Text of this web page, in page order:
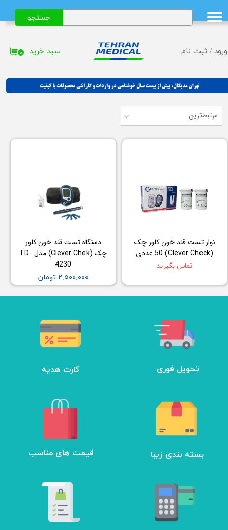
ورود / ثبت نام
حساب کاربری من
تغییر گذر واژه
خروج از حساب کاربری
جستجو
۰ سبد خرید
مرتبط‌ترین
نوار تست قند خون کلور چک
(Clever Check) 50 عددی
تماس بگیرید
دستگاه تست قند خون کلور
چک (Clever Chek) مدل TD-
4230
۲,۵۰۰,۰۰۰ تومان
تحویل فوری کارت هدیه
​قیمت های مناسب بسته بندی زیبا